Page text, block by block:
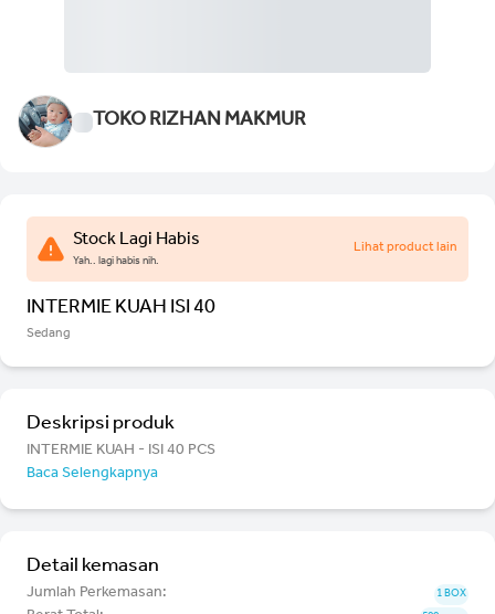
TOKO RIZHAN MAKMUR
Stock Lagi Habis
Yah.. lagi habis nih.
Lihat product lain
INTERMIE KUAH ISI 40
Sedang
Deskripsi produk
INTERMIE KUAH - ISI 40 PCS
Baca Selengkapnya
Detail kemasan
Jumlah Perkemasan: 1 BOX